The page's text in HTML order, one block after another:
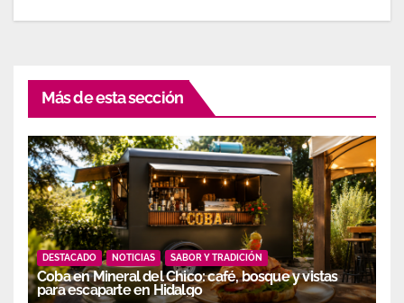
Más de esta sección
DESTACADO NOTICIAS SABOR Y TRADICIÓN
Coba en Mineral del Chico: café, bosque y vistas
para escaparte en Hidalgo